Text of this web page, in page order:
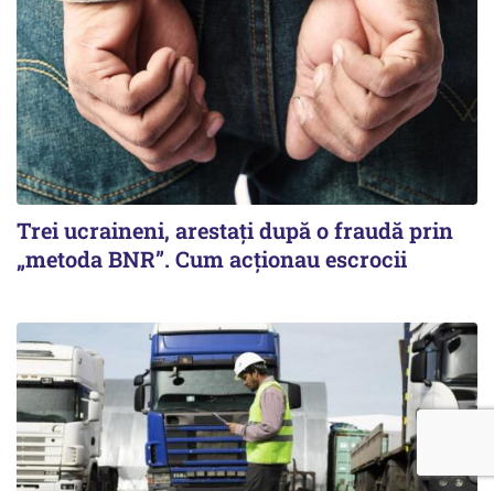
Trei ucraineni, arestați după o fraudă prin
„metoda BNR”. Cum acționau escrocii